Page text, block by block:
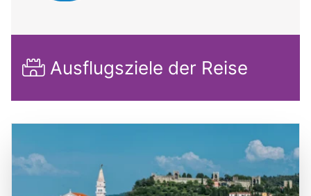
Ausflugsziele der Reise